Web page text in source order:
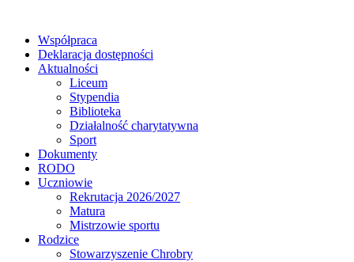
Współpraca
Deklaracja dostępności
Aktualności
Liceum
Stypendia
Biblioteka
Działalność charytatywna
Sport
Dokumenty
RODO
Uczniowie
Rekrutacja 2026/2027
Matura
Mistrzowie sportu
Rodzice
Stowarzyszenie Chrobry